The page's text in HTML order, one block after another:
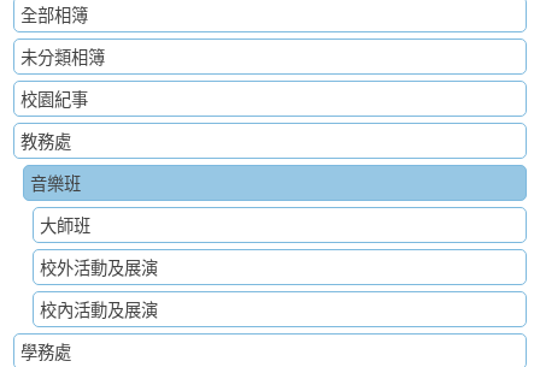
全部相簿
未分類相簿
校園紀事
教務處
音樂班
大師班
校外活動及展演
校內活動及展演
學務處